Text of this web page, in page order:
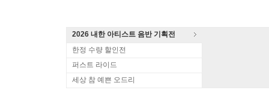
2026 내한 아티스트 음반 기획전
한정 수량 할인전
퍼스트 라이드
세상 참 예쁜 오드리